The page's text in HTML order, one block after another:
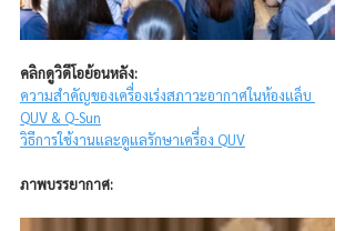
คลิกดูวิดีโอย้อนหลัง:
ความสำคัญของเครื่องเร่งสภาวะอากาศในห้องแล็บ
QUV & Q-Sun
วิธีการใช้งานและดูแลรักษาเครื่อง QUV
ภาพบรรยากาศ: